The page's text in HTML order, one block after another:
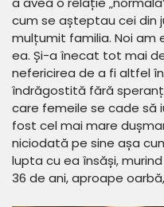
cum se așteptau cei din
mulțumit familia. Noi am
ea. Și-a înecat tot mai
nefericirea de a fi altfel
îndrăgostită fără
care femeile se cade să
fost cel mai mare
niciodată pe sine așa
lupta cu ea însăși,
36 de ani, aproape